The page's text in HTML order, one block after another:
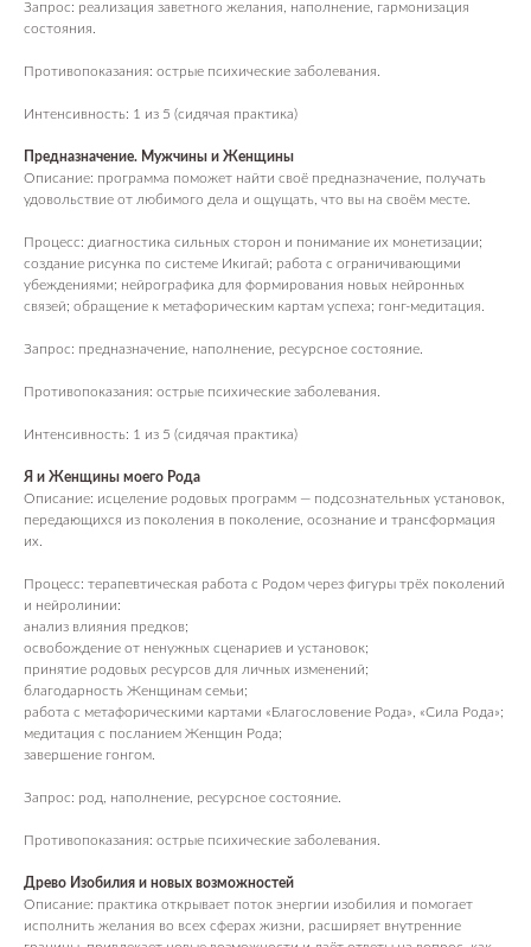
Запрос: реализация заветного желания, наполнение, гармонизация
состояния.
Противопоказания: острые психические заболевания.
Интенсивность: 1 из 5 (сидячая практика)
Предназначение. Мужчины и Женщины
Описание: программа поможет найти своё предназначение, получать
удовольствие от любимого дела и ощущать, что вы на своём месте.
Процесс: диагностика сильных сторон и понимание их монетизации;
создание рисунка по системе Икигай; работа с ограничивающими
убеждениями; нейрографика для формирования новых нейронных
связей; обращение к метафорическим картам успеха; гонг‑медитация.
Запрос: предназначение, наполнение, ресурсное состояние.
Противопоказания: острые психические заболевания.
Интенсивность: 1 из 5 (сидячая практика)
Я и Женщины моего Рода
Описание: исцеление родовых программ — подсознательных установок,
передающихся из поколения в поколение, осознание и трансформация
их.
Процесс: терапевтическая работа с Родом через фигуры трёх поколений
и нейролинии:
анализ влияния предков;
освобождение от ненужных сценариев и установок;
принятие родовых ресурсов для личных изменений;
благодарность Женщинам семьи;
работа с метафорическими картами «Благословение Рода», «Сила Рода»;
медитация с посланием Женщин Рода;
завершение гонгом.
Запрос: род, наполнение, ресурсное состояние.
Противопоказания: острые психические заболевания.
Древо Изобилия и новых возможностей
Описание: практика открывает поток энергии изобилия и помогает
исполнить желания во всех сферах жизни, расширяет внутренние